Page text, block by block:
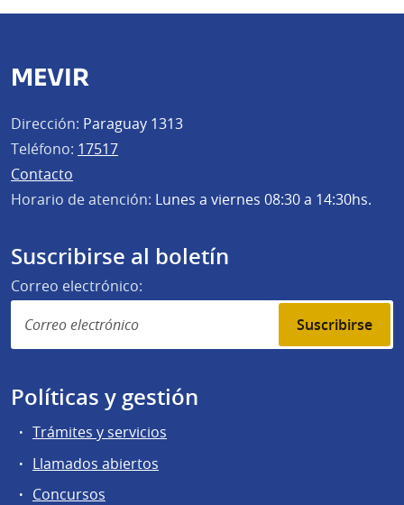
MEVIR
Dirección: Paraguay 1313
Teléfono: 17517
Contacto
Horario de atención: Lunes a viernes 08:30 a 14:30hs.
Suscribirse al boletín
Correo electrónico:
Suscribirse
Políticas y gestión
Trámites y servicios
Llamados abiertos
Concursos